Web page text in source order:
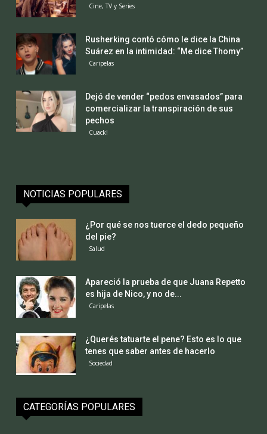
Cine, TV y Series
Rusherking contó cómo le dice la China
Suárez en la intimidad: “Me dice Thomy”
Caripelas
Dejó de vender “pedos envasados” para
comercializar la transpiración de sus
pechos
Cuack!
NOTICIAS POPULARES
¿Por qué se nos tuerce el dedo pequeño
del pie?
Salud
Apareció la prueba de que Juana Repetto
es hija de Nico, y no de...
Caripelas
¿Querés tatuarte el pene? Esto es lo que
tenes que saber antes de hacerlo
Sociedad
CATEGORÍAS POPULARES